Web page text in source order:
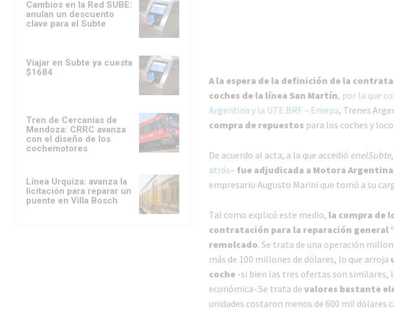
Cambios en la Red SUBE:
anulan un descuento
clave para el Subte
Viajar en Subte ya cuesta
$1684
Tren de Cercanías de
Mendoza: CRRC avanza
con el diseño de los
cochemotores
Línea Urquiza: avanza la
licitación para reparar un
puente en Villa Bosch
A la espera de la definición de la
coches de la línea San Martín, por la que
Argentina y la UTE BRF – Emepa, Trenes
compra de repuestos para los coches y
De acuerdo al acta, a la que accedió enelSubte,
atrás– fue adjudicada a Motora Argentina
empresario Augusto Marini que tomó a su
Tal como explicó este medio, la compra de
contratación para la reparación general
remolcado. Se trata de una operación
más de 100 millones de dólares, lo que arroja
coche-si bien las tres ofertas son similares,
económica-.Se trata de valores bastante
unidades costaron menos de 600 mil dólares